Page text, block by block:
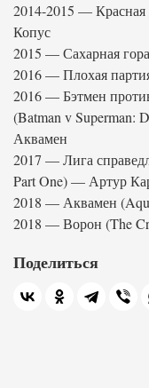
2014-2015 —
Копус
2015 — Сахарная
2016 — Плохая
2016 — Бэтмен
(Batman v Superman:
Аквамен
2017 — Лига
Part One) — Артур
2018 — Аквамен
2018 — Ворон (The
Поделиться